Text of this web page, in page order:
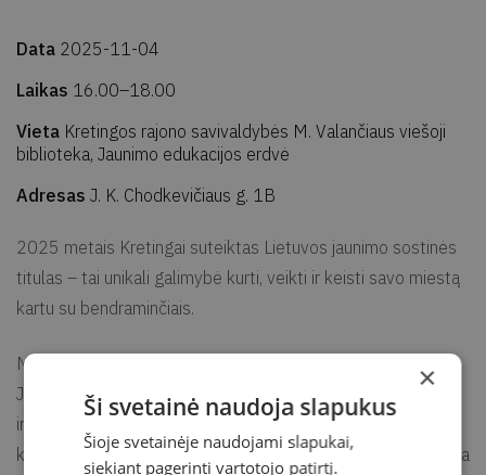
Data 2025-11-04
Laikas 16.00–18.00
Vieta Kretingos rajono savivaldybės M. Valančiaus viešoji
biblioteka, Jaunimo edukacijos erdvė
Adresas J. K. Chodkevičiaus g. 1B
2025 metais Kretingai suteiktas Lietuvos jaunimo sostinės
titulas – tai unikali galimybė kurti, veikti ir keisti savo miestą
kartu su bendraminčiais.
Nori tapti šios iniciatyvos dalimi? Kiekvieną antradienį
Jaunimo edukacijos erdvėje renkasi entuziastingų, kūrybingų
ir motyvuotų savanorių komanda. Tai gyva ir dinamiška vieta,
kurioje gimsta idėjos, sprendžiami svarbūs klausimai ir vyksta
×
Ši svetainė naudoja slapukus
Šioje svetainėje naudojami slapukai,
siekiant pagerinti vartotojo patirtį.